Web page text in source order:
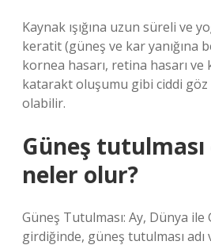
Kaynak ışığına uzun süreli ve
keratit (güneş ve kar yanığına
kornea hasarı, retina hasarı ve
katarakt oluşumu gibi ciddi göz
olabilir.
Güneş tutulması
neler olur?
Güneş Tutulması: Ay, Dünya ile
girdiğinde, güneş tutulması